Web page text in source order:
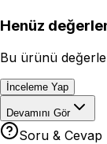
Henüz
Bu ürünü
İnceleme Yap
Devamını Gör
Soru & Cevap